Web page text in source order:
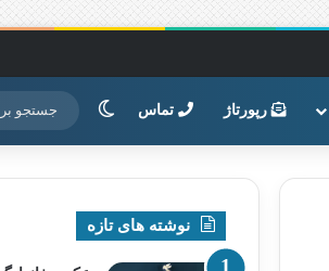
رپورتاژ تماس تغییر پوسته
نوشته های تازه